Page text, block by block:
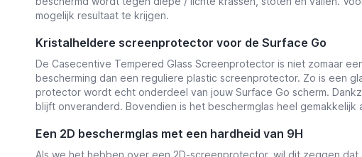
mogelijk resultaat te krijgen.
Kristalheldere screenprotector voor de Surface Go
De Casecentive Tempered Glass Screenprotector is niet zomaar
bescherming dan een reguliere plastic screenprotector. Zo is een
protector wordt echt onderdeel van jouw Surface Go scherm.
blijft onveranderd. Bovendien is het beschermglas heel
Een 2D beschermglas met een hardheid van 9H
Als we het hebben over een 2D-screenprotector, wil dit zeggen